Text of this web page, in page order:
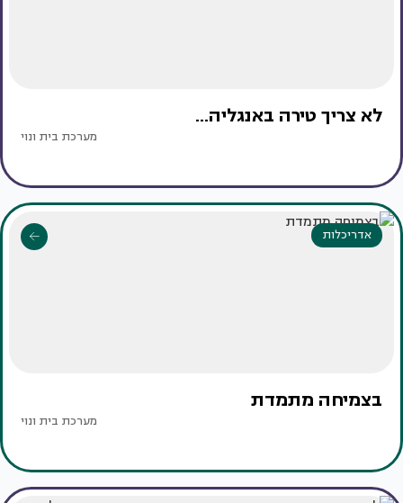
לא צריך טירה באנגליה...
מערכת בית ונוי
אדריכלות
בצמיחה מתמדת
מערכת בית ונוי